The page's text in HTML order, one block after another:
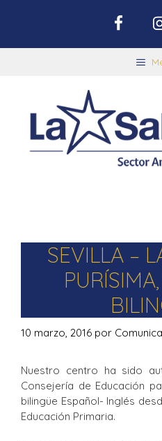
SEVILLA –
10 marzo, 2016 por
Nuestro centro ha sido
Consejería de Educación
bilingüe Español- Inglés
Educación Primaria.